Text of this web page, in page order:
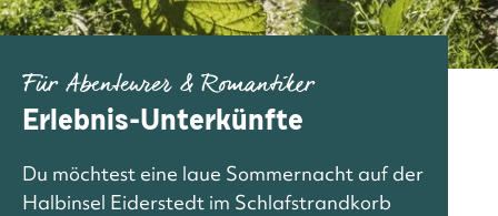
Für Abenteurer & Romantiker
Erlebnis-Unterkünfte
Du möchtest eine laue Sommernacht auf der
Halbinsel Eiderstedt im Schlafstrandkorb